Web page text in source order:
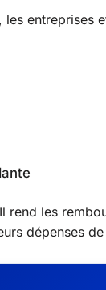
entreprises
rend les
dépenses de